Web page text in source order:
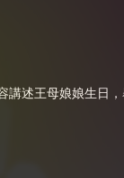
述王母娘娘生日